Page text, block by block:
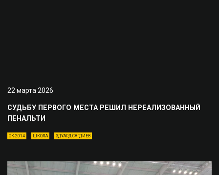
22 марта 2026
СУДЬБУ ПЕРВОГО МЕСТА РЕШИЛ НЕРЕАЛИЗОВАННЫЙ
ПЕНАЛЬТИ
ФК-2014 ШКОЛА ЭДУАРД САГДИЕВ